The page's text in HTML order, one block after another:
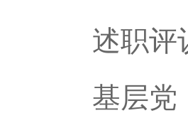
述职评
基层党